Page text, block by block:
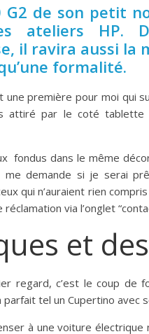
G2 de son petit
ateliers HP.
il ravira aussi la
formalité.
une première pour moi qui
attiré par le coté
fondus dans le même
me demande si je serai
qui n’auraient rien
réclamation via l’onglet
et
regard, c’est le coup de
parfait tel un Cupertino avec
à une voiture